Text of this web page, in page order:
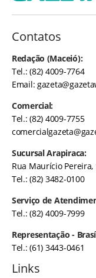
Contatos
Redação (Maceió):
Tel.: (82) 4009-7764
Email:
Comercial:
Tel.: (82) 4009-7755
Sucursal Arapiraca:
Rua Maurício Pereira,
Tel.: (82) 3482-0100
Serviço de
Tel.: (82) 4009-7999
Representação -
Tel.: (61) 3443-0461
Links